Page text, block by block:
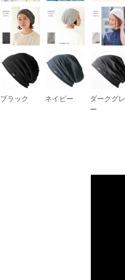
ブラック ネイビー
ダークグレ
ー